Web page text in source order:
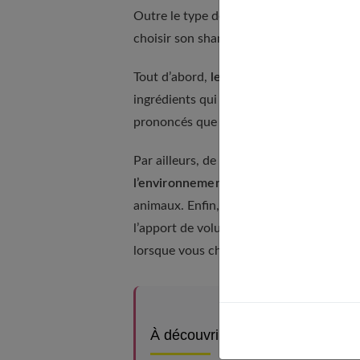
Outre le type de cheveux et les
choisir son shampoing.
Tout d’abord, le prix
ingrédients qui le composent, la taille
prononcés que d’autres, ce qui peut
Par ailleurs, de plus en plus de
l’environnement,
animaux. Enfin, certains shampoings
l’apport de volume, la protection
lorsque vous choisissez un shampoing
À découvrir aussi